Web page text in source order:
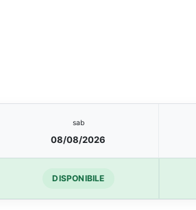
sab
08/08/2026
DISPONIBILE